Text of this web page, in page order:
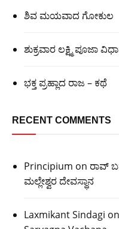
ಶಿವ ಮಯವಾದ ಗೋಕುಲ
ಶುಕ್ರವಾರ ಲಕ್ಷ್ಮಿ ಪೂಜಾ
ಭಕ್ತ ಪ್ರಹ್ಲಾದ ರಾಜ – ಕಥೆ
RECENT COMMENTS
Principium on ರಾವ್
ಮಲ್ಲೇಶ್ವರ ದೇವಸ್ಥಾನ
Laxmikant Sindagi on